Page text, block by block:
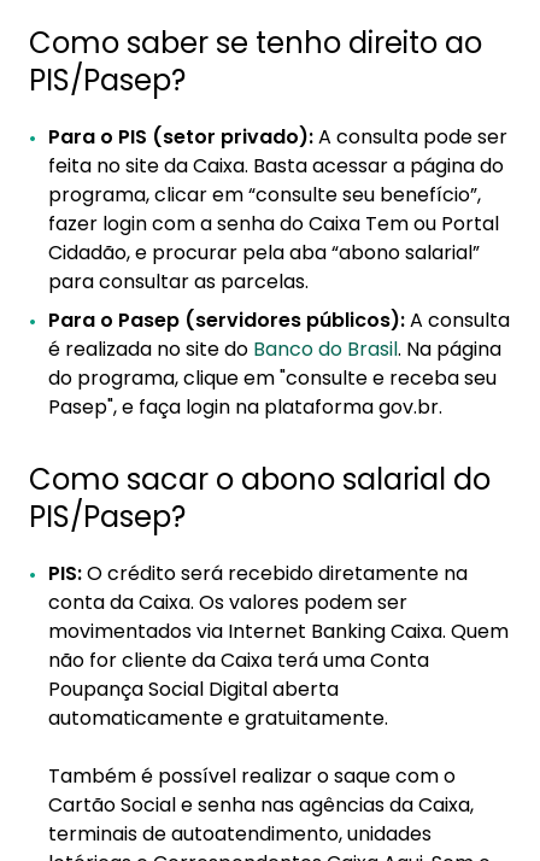
Como saber se tenho direito ao
PIS/Pasep?
Para o PIS (setor privado):A consulta pode ser
feita no site da Caixa. Basta acessar a página do
programa, clicar em “consulte seu benefício”,
fazer login com a senha do Caixa Tem ou Portal
Cidadão, e procurar pela aba “abono salarial”
para consultar as parcelas.
Para o Pasep (servidores públicos):A consulta
é realizada no site do Banco do Brasil. Na página
do programa, clique em "consulte e receba seu
Pasep", e faça login na plataforma gov.br.
Como sacar o abono salarial do
PIS/Pasep?
PIS:O crédito será recebido diretamente na
conta da Caixa. Os valores podem ser
movimentados via Internet Banking Caixa. Quem
não for cliente da Caixa terá uma Conta
Poupança Social Digital aberta
automaticamente e gratuitamente.
Também é possível realizar o saque com o
Cartão Social e senha nas agências da Caixa,
terminais de autoatendimento, unidades